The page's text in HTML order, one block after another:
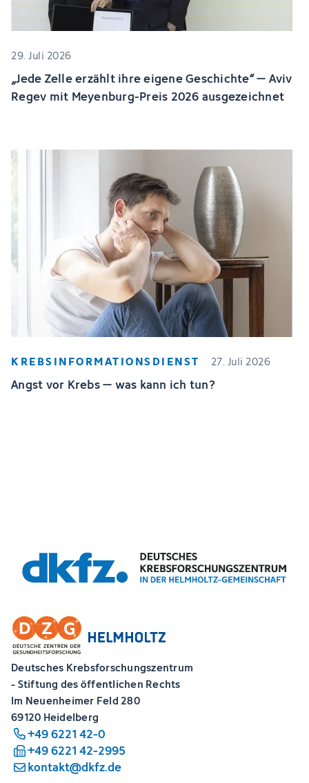
29. Juli 2026
„Jede Zelle erzählt ihre eigene Geschichte“ – Aviv
Regev mit Meyenburg-Preis 2026 ausgezeichnet
KREBSINFORMATIONSDIENST 27. Juli 2026
Angst vor Krebs – was kann ich tun?
Deutsches Krebsforschungszentrum
- Stiftung des öffentlichen Rechts
Im Neuenheimer Feld 280
69120 Heidelberg
+49 6221 42-0
+49 6221 42-2995
kontakt@dkfz.de